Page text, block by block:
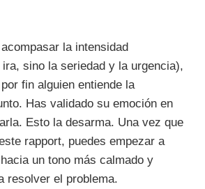
la intensidad
sino la seriedad y la urgencia),
fin alguien entiende la
Has validado su emoción en
Esto la desarma. Una vez que
rapport, puedes empezar a
un tono más calmado y
resolver el problema.